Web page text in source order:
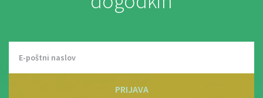
PRIJAVA